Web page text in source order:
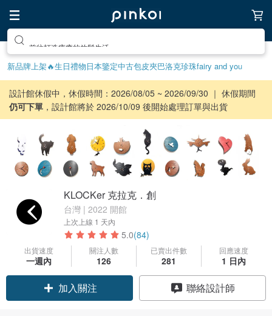
新品牌上架🔥生日禮物日本鑒定中古包皮夾巴洛克珍珠fairy and you
設計館休假中，休假時間：2026/08/05 ~ 2026/09/30 ｜ 休假期間
仍可下單 ，設計館將於 2026/10/09 後開始處理訂單與出貨
KLOCKer 克拉克．創
台灣 | 2022 開館
上次上線 1 天內
5.0(84)
出貨速度
一週內
關注人數
126
已賣出件數
281
回應速度
1 日內
領優惠券
加入關注
聯絡設計師